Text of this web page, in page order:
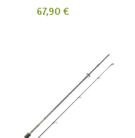
Precio
67,90 €